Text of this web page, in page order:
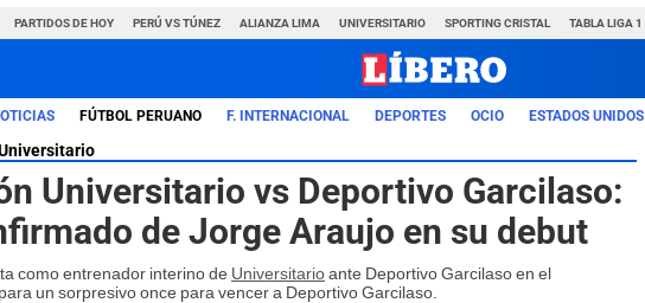
PARTIDOS DE HOY PERÚ VS TÚNEZ ALIANZA LIMA UNIVERSITARIO SPORTING CRISTAL TABLA LIGA 1
FÚTBOL PERUANO F. INTERNACIONAL DEPORTES OCIO ESTADOS UNIDOS
Universitario vs Deportivo Garcilaso:
de Jorge Araujo en su debut
como entrenador interino de Universitarioante Deportivo Garcilaso en el
un sorpresivo once para vencer a Deportivo Garcilaso.